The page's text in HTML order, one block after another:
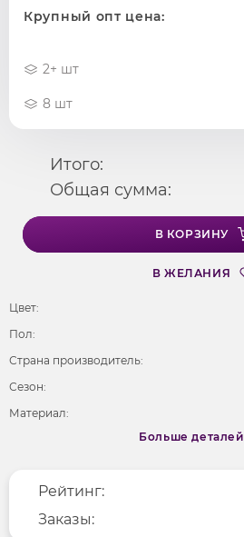
Крупный опт цена:
2+ шт
8 шт
Итого:
Общая сумма:
В КОРЗИНУ
В ЖЕЛАНИЯ
Цвет:
Пол:
Страна производитель:
Сезон:
Материал:
Фактура материала
Длина рукава
Больше деталей
Меньше деталей
Рейтинг:
Заказы: